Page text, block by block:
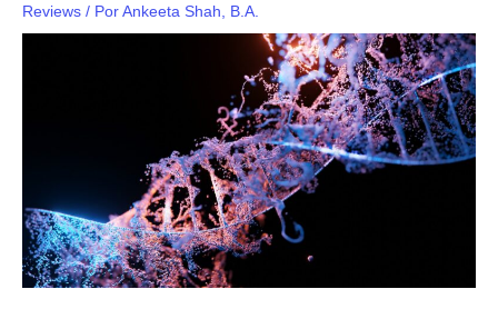
Reviews / PorAnkeeta Shah, B.A.